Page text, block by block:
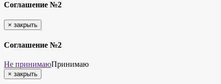
Соглашение №2
× закрыть
Соглашение №2
Не принимаюПринимаю
× закрыть